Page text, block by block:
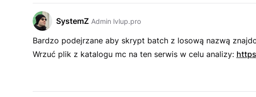
SystemZ Admin lvlup.pro
Bardzo podejrzane aby skrypt batch z losową nazwą
Wrzuć plik z katalogu mc na ten serwis w celu analizy: